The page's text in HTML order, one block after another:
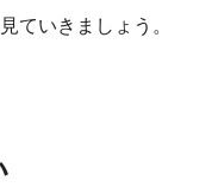
ていきましょう。